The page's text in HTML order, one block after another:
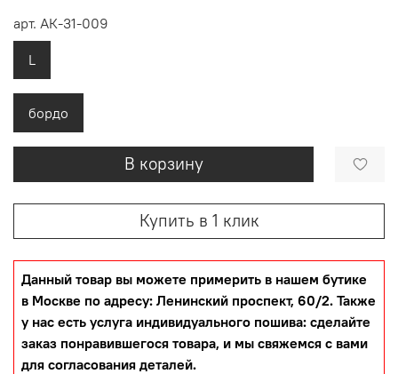
арт. АК-31-009
В корзину
Купить в 1 клик
Данный товар вы можете примерить в нашем бутике
в Москве по адресу: Ленинский проспект, 60/2. Также
у нас есть услуга индивидуального пошива: сделайте
заказ понравившегося товара, и мы свяжемся с вами
для согласования деталей.
L
бордо